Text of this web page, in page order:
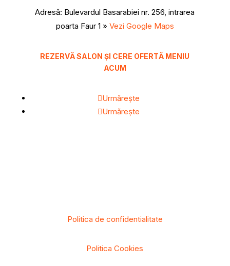
Adresă: Bulevardul Basarabiei nr. 256, intrarea
poarta Faur 1 » Vezi Google Maps
REZERVĂ SALON ȘI CERE OFERTĂ MENIU
ACUM
Urmărește
Urmărește
Politica de confidentialitate
Politica Cookies